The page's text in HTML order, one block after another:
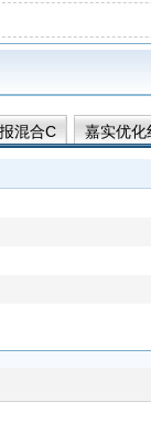
混合C 嘉实优化